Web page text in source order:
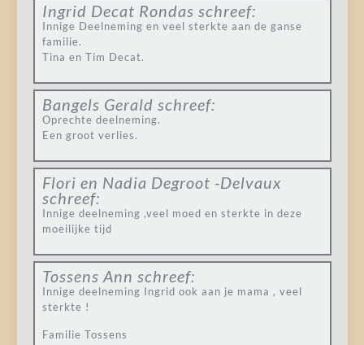
Ingrid Decat Rondas schreef:
Innige Deelneming en veel sterkte aan de ganse
familie.
Tina en Tim Decat.
Bangels Gerald schreef:
Oprechte deelneming.
Een groot verlies.
Flori en Nadia Degroot -Delvaux
schreef:
Innige deelneming ,veel moed en sterkte in deze
moeilijke tijd
Tossens Ann schreef:
Innige deelneming Ingrid ook aan je mama , veel
sterkte !
Familie Tossens